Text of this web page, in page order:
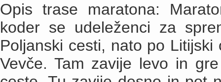
Opis trase maratona:
koder se udeleženci za
Poljanski cesti, nato po
Vevče. Tam zavije levo in